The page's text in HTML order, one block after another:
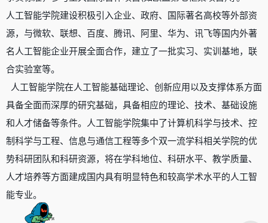
人工智能学院建设积极引入企业、政府、国际著名高校等外部资
源，与微软、联想、百度、腾讯、阿里、华为、讯飞等国内外著
名人工智能企业开展全面合作，建立了一批实习、实训基地，联
合实验室等。
人工智能学院在人工智能基础理论、创新应用以及支撑体系方面
具备全面而深厚的研究基础，具备相应的理论、技术、基础设施
和人才储备等条件。人工智能学院集中了计算机科学与技术、控
制科学与工程、信息与通信工程等多个双一流学科相关学院的优
势科研团队和科研资源，将在学科地位、科研水平、教学质量、
人才培养等方面建成国内具有明显特色和较高学术水平的人工智
能专业。